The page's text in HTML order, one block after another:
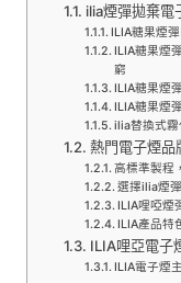
ilia煙彈拋棄電
ILIA糖果煙
ILIA糖果煙
窮
ILIA糖果煙
ILIA糖果煙
ilia替換式
熱門電子煙品
高標準製程
選擇ilia煙
ILIA哩啞煙
ILIA產品特
ILIA哩亞電子
ILIA電子煙